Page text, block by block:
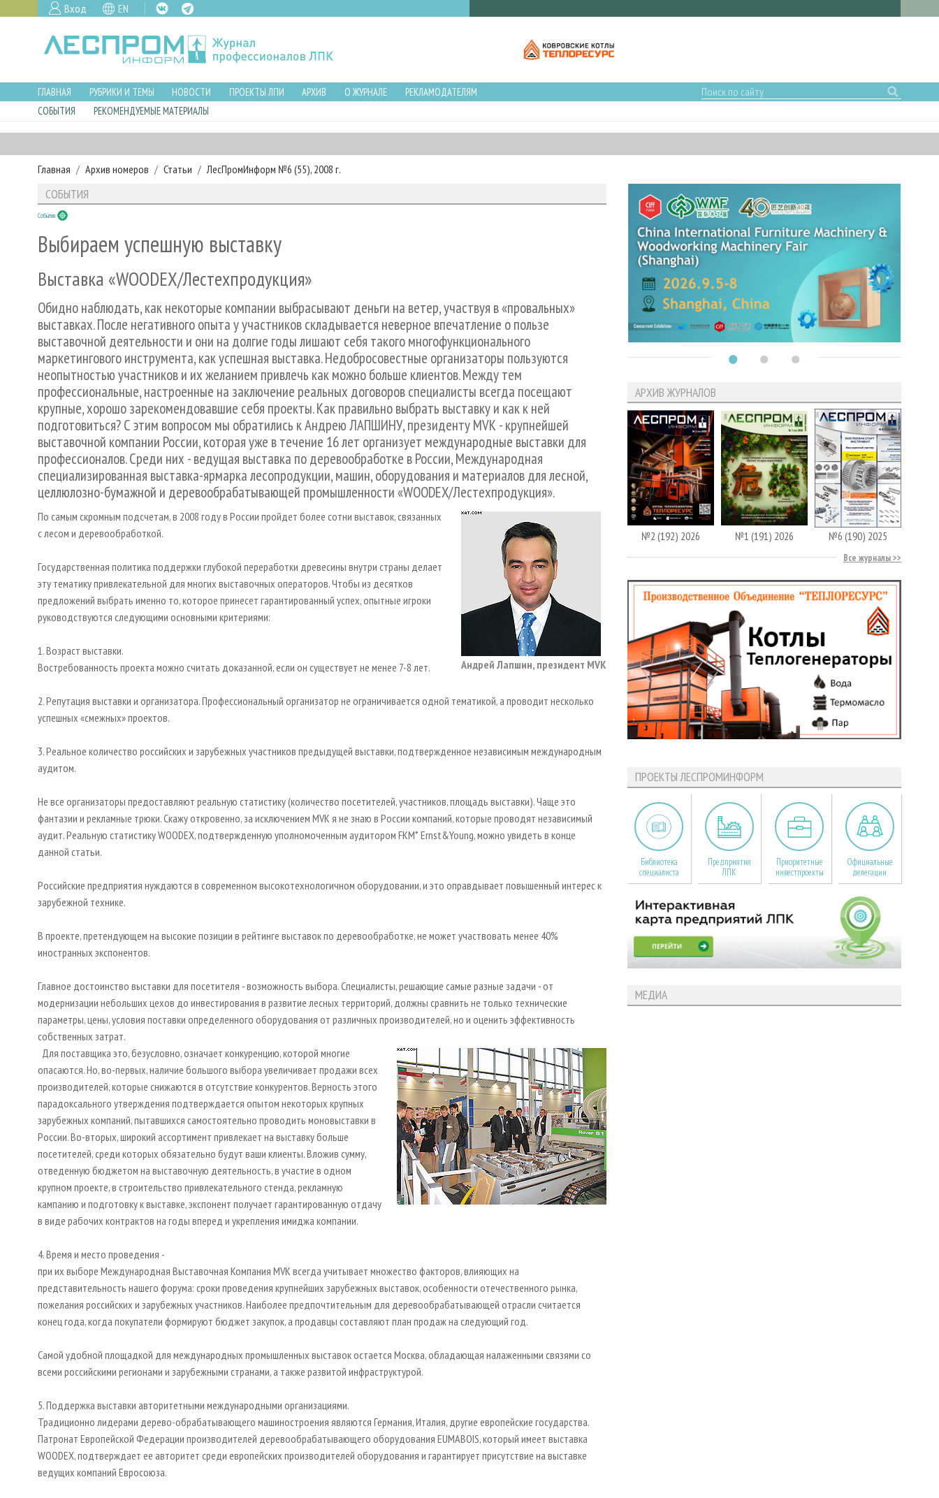
Вход EN
ГЛАВНАЯ РУБРИКИ И ТЕМЫ НОВОСТИ ПРОЕКТЫ ЛПИ АРХИВ О ЖУРНАЛЕ
РЕКЛАМОДАТЕЛЯМ
СОБЫТИЯ
РЕКОМЕНДУЕМЫЕ МАТЕРИАЛЫ
Главная Архив номеров Статьи ЛесПромИнформ №6 (55), 2008 г.
СОБЫТИЯ
События
Выбираем успешную выставку
Выставка «WOODEX/Лестехпродукция»
Обидно наблюдать, как некоторые компании выбрасывают деньги на ветер, участвуя в «провальных»
выставках. После негативного опыта у участников складывается неверное впечатление о пользе
выставочной деятельности и они на долгие годы лишают себя такого многофункционального
маркетингового инструмента, как успешная выставка. Недобросовестные организаторы пользуются
неопытностью участников и их желанием привлечь как можно больше клиентов. Между тем
профессиональные, настроенные на заключение реальных договоров специалисты всегда посещают
крупные, хорошо зарекомендовавшие себя проекты. Как правильно выбрать выставку и как к ней
подготовиться? С этим вопросом мы обратились к Андрею ЛАПШИНУ, президенту MVK - крупнейшей
выставочной компании России, которая уже в течение 16 лет организует международные выставки для
профессионалов. Среди них - ведущая выставка по деревообработке в России, Международная
специализированная выставка-ярмарка лесопродукции, машин, оборудования и материалов для лесной,
целлюлозно-бумажной и деревообрабатывающей промышленности «WOODEX/Лестехпродукция».
Андрей Лапшин, президент MVK
По самым скромным подсчетам, в 2008 году в России пройдет более сотни выставок, связанных
с лесом и деревообработкой.
Государственная политика поддержки глубокой переработки древесины внутри страны делает
эту тематику привлекательной для многих выставочных операторов. Чтобы из десятков
предложений выбрать именно то, которое принесет гарантированный успех, опытные игроки
руководствуются следующими основными критериями:
1. Возраст выставки.
Востребованность проекта можно считать доказанной, если он существует не менее 7-8 лет.
2. Репутация выставки и организатора. Профессиональный организатор не ограничивается одной тематикой, а проводит несколько
успешных «смежных» проектов.
3. Реальное количество российских и зарубежных участников предыдущей выставки, подтвержденное независимым международным
аудитом.
Не все организаторы предоставляют реальную статистику (количество посетителей, участников, площадь выставки). Чаще это
фантазии и рекламные трюки. Скажу откровенно, за исключением MVK я не знаю в России компаний, которые проводят независимый
аудит. Реальную статистику WOODEX, подтвержденную уполномоченным аудитором FKM* Ernst&Young, можно увидеть в конце
данной статьи.
Российские предприятия нуждаются в современном высокотехнологичном оборудовании, и это оправдывает повышенный интерес к
зарубежной технике.
В проекте, претендующем на высокие позиции в рейтинге выставок по деревообработке, не может участвовать менее 40%
иностранных экспонентов.
Главное достоинство выставки для посетителя - возможность выбора. Специалисты, решающие самые разные задачи - от
модернизации небольших цехов до инвестирования в развитие лесных территорий, должны сравнить не только технические
параметры, цены, условия поставки определенного оборудования от различных производителей, но и оценить эффективность
собственных затрат.
Для поставщика это, безусловно, означает конкуренцию, которой многие
опасаются. Но, во-первых, наличие большого выбора увеличивает продажи всех
производителей, которые снижаются в отсутствие конкурентов. Верность этого
парадоксального утверждения подтверждается опытом некоторых крупных
зарубежных компаний, пытавшихся самостоятельно проводить моновыставки в
России. Во-вторых, широкий ассортимент привлекает на выставку больше
посетителей, среди которых обязательно будут ваши клиенты. Вложив сумму,
отведенную бюджетом на выставочную деятельность, в участие в одном
крупном проекте, в строительство привлекательного стенда, рекламную
кампанию и подготовку к выставке, экспонент получает гарантированную отдачу
в виде рабочих контрактов на годы вперед и укрепления имиджа компании.
4. Время и место проведения -
при их выборе Международная Выставочная Компания MVK всегда учитывает множество факторов, влияющих на
представительность нашего форума: сроки проведения крупнейших зарубежных выставок, особенности отечественного рынка,
пожелания российских и зарубежных участников. Наиболее предпочтительным для деревообрабатывающей отрасли считается
конец года, когда покупатели формируют бюджет закупок, а продавцы составляют план продаж на следующий год.
Самой удобной площадкой для международных промышленных выставок остается Москва, обладающая налаженными связями со
всеми российскими регионами и зарубежными странами, а также развитой инфраструктурой.
5. Поддержка выставки авторитетными международными организациями.
Традиционно лидерами дерево-обрабатывающего машиностроения являются Германия, Италия, другие европейские государства.
Патронат Европейской Федерации производителей деревообрабатывающего оборудования EUMABOIS, который имеет выставка
WOODEX, подтверждает ее авторитет среди европейских производителей оборудования и гарантирует присутствие на выставке
ведущих компаний Евросоюза.
АРХИВ ЖУРНАЛОВ
№2 (192) 2026 №1 (191) 2026 №6 (190) 2025
Все журналы
ПРОЕКТЫ ЛЕСПРОМИНФОРМ
Библиотека
специалиста
Предприятия
ЛПК
Приоритетные
инвестпроекты
Официальные
делегации
МЕДИА